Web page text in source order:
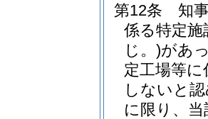
第12条
知
係る特定
じ。)があ
定工場等
しないと
に限り、